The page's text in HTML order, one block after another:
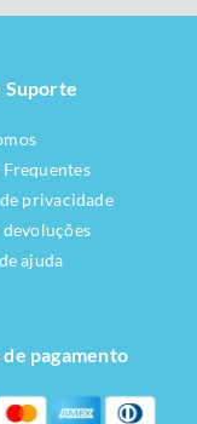
Suporte
privacidade
devoluções
ajuda
de pagamento